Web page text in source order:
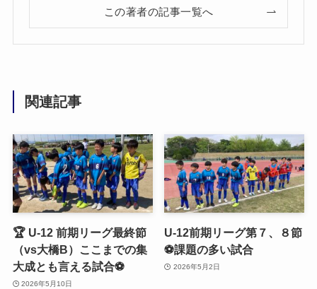
この著者の記事一覧へ
関連記事
🏆 U-12 前期リーグ最終節
（vs大橋B）ここまでの集
大成とも言える試合⚽️
2026年5月10日
U-12前期リーグ第７、８節
⚽️課題の多い試合
2026年5月2日